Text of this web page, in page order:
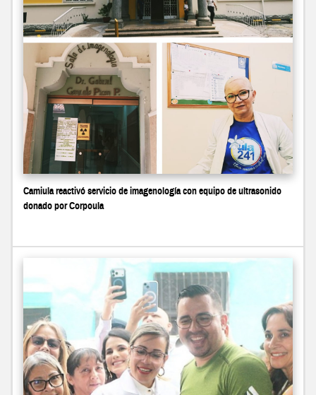
Camiula reactivó servicio de imagenología con equipo de ultrasonido
donado por Corpoula